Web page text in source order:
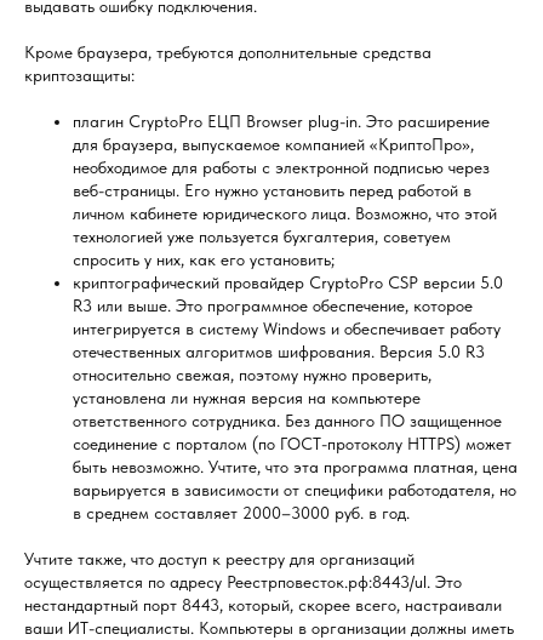
выдавать ошибку подключения.
Кроме браузера, требуются дополнительные средства
криптозащиты:
плагин CryptoPro EЦП Browser plug-in. Это расширение
для браузера, выпускаемое компанией «КриптоПро»,
необходимое для работы с электронной подписью через
веб-страницы. Его нужно установить перед работой в
личном кабинете юридического лица. Возможно, что этой
технологией уже пользуется бухгалтерия, советуем
спросить у них, как его установить;
криптографический провайдер CryptoPro CSP версии 5.0
R3 или выше. Это программное обеспечение, которое
интегрируется в систему Windows и обеспечивает работу
отечественных алгоритмов шифрования. Версия 5.0 R3
относительно свежая, поэтому нужно проверить,
установлена ли нужная версия на компьютере
ответственного сотрудника. Без данного ПО защищенное
соединение с порталом (по ГОСТ-протоколу HTTPS) может
быть невозможно. Учтите, что эта программа платная, цена
варьируется в зависимости от специфики работодателя, но
в среднем составляет 2000–3000 руб. в год.
Учтите также, что доступ к реестру для организаций
осуществляется по адресу Реестрповесток.рф:8443/ul. Это
нестандартный порт 8443, который, скорее всего, настраивали
ваши ИТ-специалисты. Компьютеры в организации должны иметь